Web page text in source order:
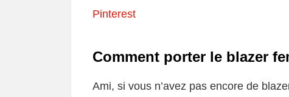
Pinterest
Comment porter le blazer
Ami, si vous n’avez pas encore de